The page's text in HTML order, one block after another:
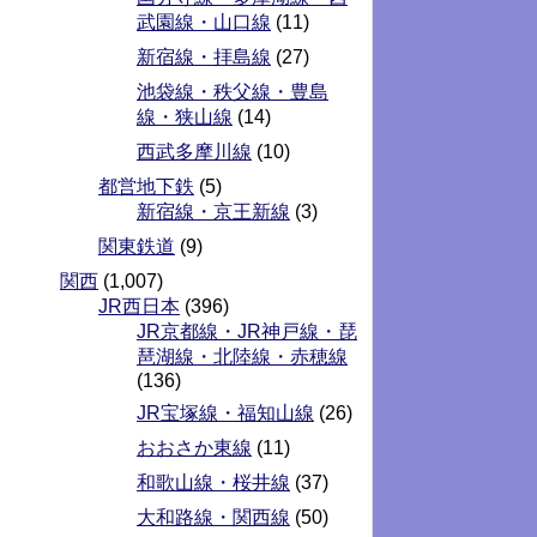
武園線・山口線 (11)
新宿線・拝島線 (27)
池袋線・秩父線・豊島
線・狭山線 (14)
西武多摩川線 (10)
都営地下鉄 (5)
新宿線・京王新線 (3)
関東鉄道 (9)
関西 (1,007)
JR西日本 (396)
JR京都線・JR神戸線・琵
琶湖線・北陸線・赤穂線
(136)
JR宝塚線・福知山線 (26)
おおさか東線 (11)
和歌山線・桜井線 (37)
大和路線・関西線 (50)